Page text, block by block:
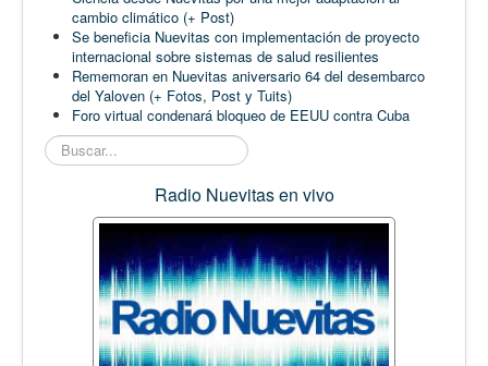
cambio climático (+ Post)
Se beneficia Nuevitas con implementación de proyecto
internacional sobre sistemas de salud resilientes
Rememoran en Nuevitas aniversario 64 del desembarco
del Yaloven (+ Fotos, Post y Tuits)
Foro virtual condenará bloqueo de EEUU contra Cuba
Buscar...
Radio Nuevitas en vivo